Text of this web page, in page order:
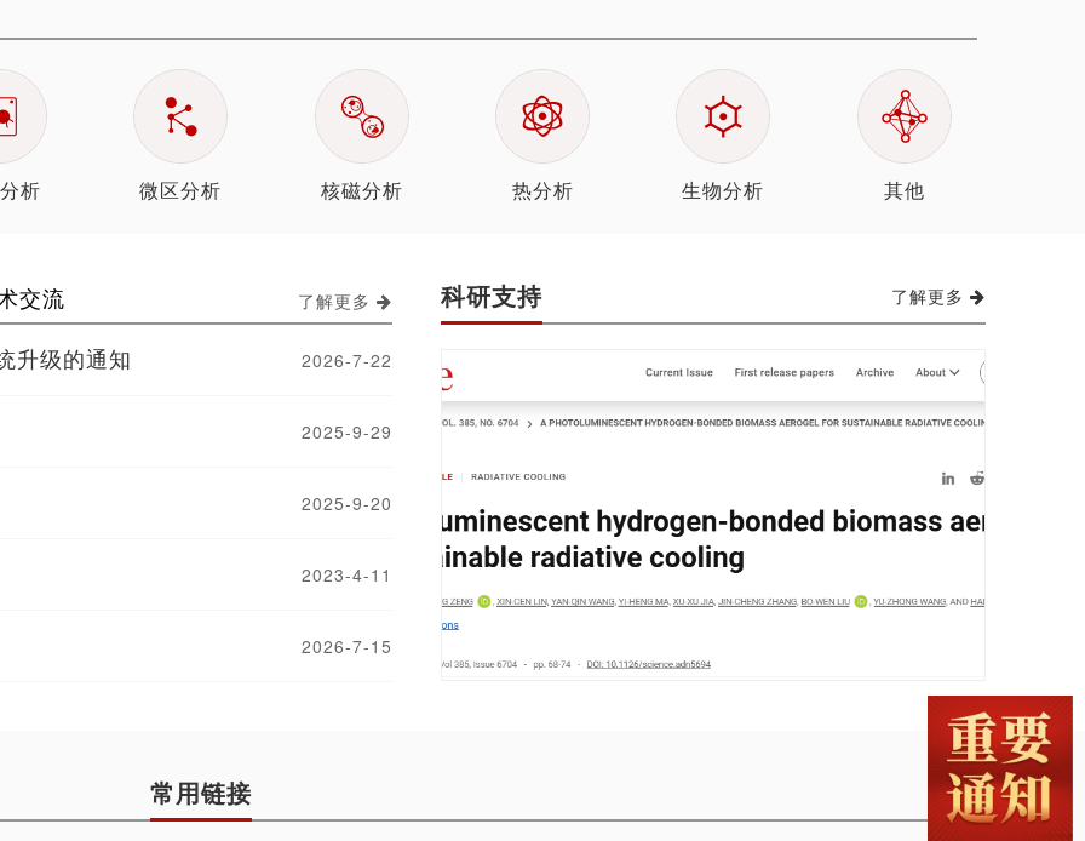
析 微区分析 核磁分析 热分析 生物分析 其他
交流
升级的通知 2026-7-22
2025-9-29
2025-9-20
2023-4-11
2026-7-15
了解更多 科研支持 了解更多
常用链接